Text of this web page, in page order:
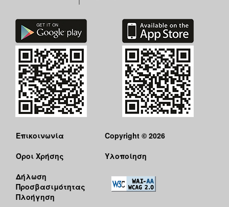
Επικοινωνία
Όροι Χρήσης
Δήλωση
Προσβασιμότητας
Πλοήγηση
Copyright © 2026
Υλοποίηση